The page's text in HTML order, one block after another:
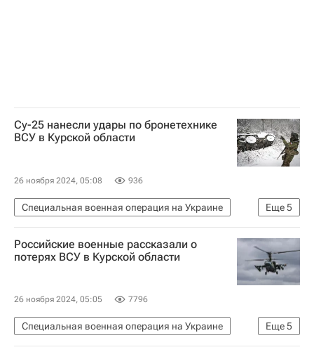
Су-25 нанесли удары по бронетехнике
ВСУ в Курской области
26 ноября 2024, 05:08 936
Еще5
Специальная военная операция на Украине
Безопасность
Россия
Курская область
Вооруженные силы Украины
Су-25
Российские военные рассказали о
потерях ВСУ в Курской области
26 ноября 2024, 05:05 7796
Еще5
Специальная военная операция на Украине
Россия
Курская область